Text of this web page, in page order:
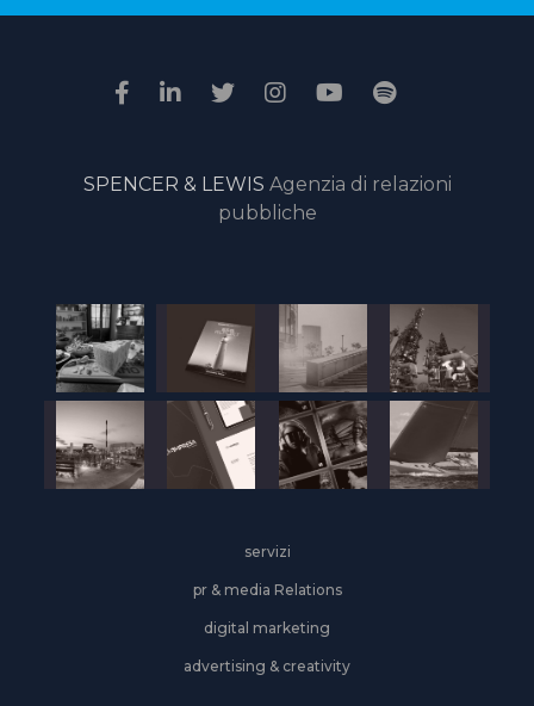
il
della
giuria
online
SPENCER & LEWIS Agenzia di relazioni
pubbliche
servizi
pr & media Relations
digital marketing
advertising & creativity